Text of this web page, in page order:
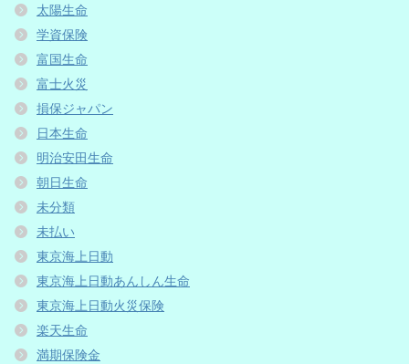
太陽生命
学資保険
富国生命
富士火災
損保ジャパン
日本生命
明治安田生命
朝日生命
未分類
未払い
東京海上日動
東京海上日動あんしん生命
東京海上日動火災保険
楽天生命
満期保険金